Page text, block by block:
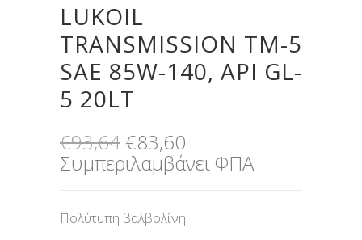
LUKOIL
TRANSMISSION TM-5
SAE 85W-140, API GL-
5 20LT
€93,64 Original
price
was:
€83,60
τρέχουσα
€83,60.
Συμπεριλαμβάνει ΦΠΑ
Πολύτυπη βαλβολίνη.